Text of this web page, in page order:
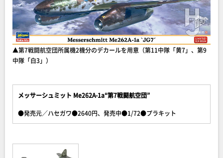
▲第7戦闘航空団所属機2機分のデカールを用意（第11中隊「黄7」、第9
中隊「白3」）
メッサーシュミット Me262A-1a“第7戦闘航空団”
●発売元／ハセガワ●2640円、発売中●1/72●プラキット